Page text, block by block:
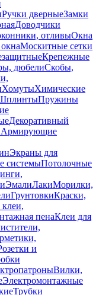
Ручки дверныеЗамки
Доводчики
отливыОкна
Москитные сетки
Крепежные
дюбелиСкобы,
ХомутыХимические
Пружины
Декоративный
Армирующие
Экраны для
системыПотолочные
ЭмалиЛакиМорилки,
ГрунтовкиКраски,
пенаКлеи для
и
Вилки,
Электромонтажные
Трубки